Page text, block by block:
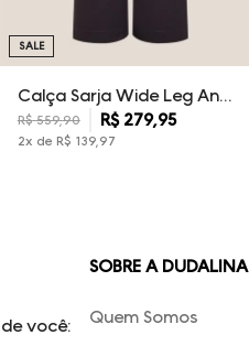
Calça Sarja Wide Leg Ana Dudalina Feminina
R$ 559,90 R$ 279,95
2x de R$ 139, 97
SALE
você:
SOBRE A DUDALINA
Quem Somos